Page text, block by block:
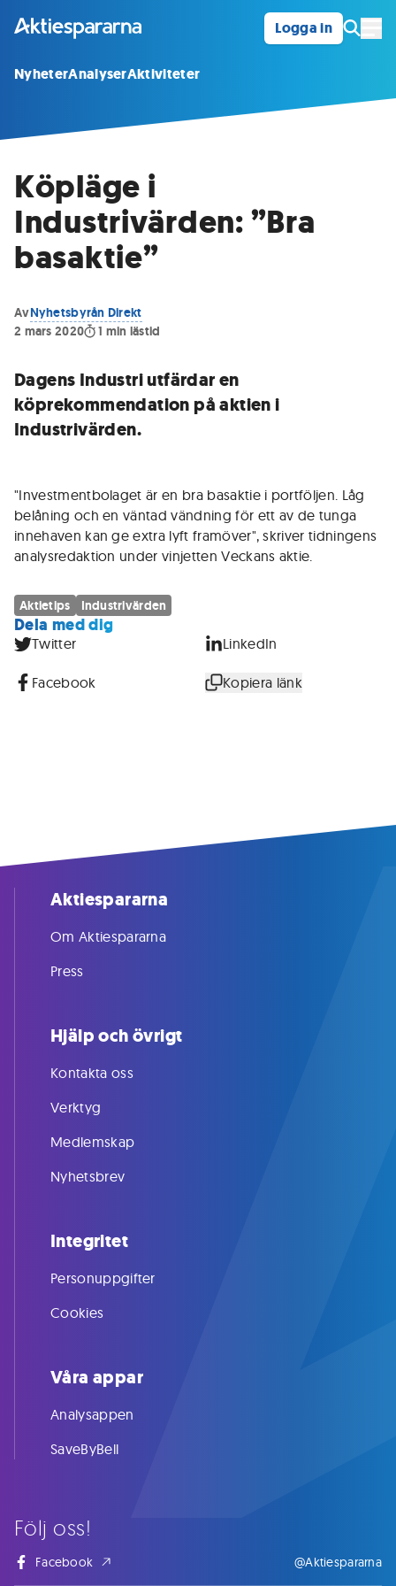
Logga in
NyheterAnalyserAktiviteter
Köpläge i
Industrivärden: ”Bra
basaktie”
AvNyhetsbyrån Direkt
2 mars 2020
1 min lästid
Dagens Industri utfärdar en
köprekommendation på aktien i
Industrivärden.
"Investmentbolaget är en bra basaktie i portföljen. Låg
belåning och en väntad vändning för ett av de tunga
innehaven kan ge extra lyft framöver", skriver tidningens
analysredaktion under vinjetten Veckans aktie.
Aktietips Industrivärden
Dela med dig
Twitter LinkedIn
Facebook Kopiera länk
Följ oss!
Facebook @Aktiespararna
Aktiespararna
Om Aktiespararna
Press
Hjälp och övrigt
Kontakta oss
Verktyg
Medlemskap
Nyhetsbrev
Integritet
Personuppgifter
Cookies
Våra appar
Analysappen
SaveByBell